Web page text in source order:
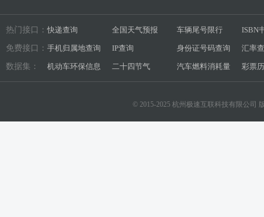
热门接口： 快递查询 全国天气预报 车辆尾号限行 ISBN
免费接口： 手机归属地查询 IP查询 身份证号码查询 汇率
数据集： 机动车环保信息 二十四节气 汽车燃料消耗量 彩票
© 2015-2025 杭州极速互联科技有限公司